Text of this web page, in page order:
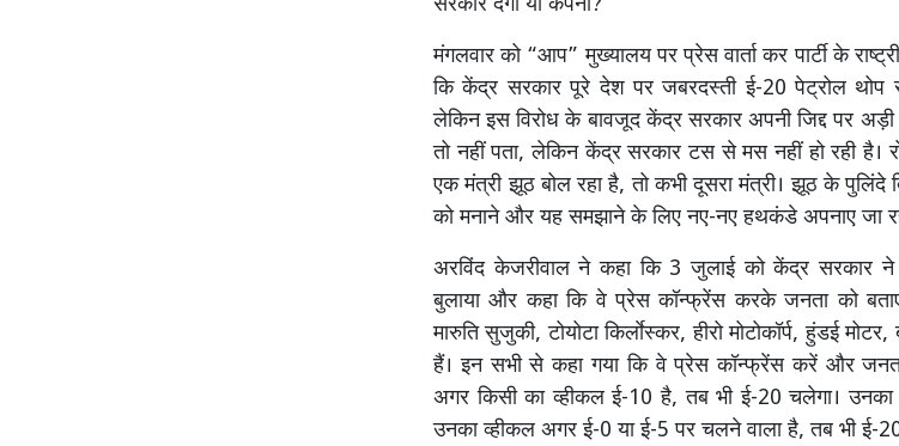
मंगलवार को “आप” मुख्यालय पर प्रेस वार्ता कर पार्टी के
कि केंद्र सरकार पूरे देश पर जबरदस्ती ई-20 पेट्रोल थोप
लेकिन इस विरोध के बावजूद केंद्र सरकार अपनी जिद्द पर
तो नहीं पता, लेकिन केंद्र सरकार टस से मस नहीं हो रही है।
एक मंत्री झूठ बोल रहा है, तो कभी दूसरा मंत्री। झूठ के पुलिंदे
को मनाने और यह समझाने के लिए नए-नए हथकंडे अपनाए जा
अरविंद केजरीवाल ने कहा कि 3 जुलाई को केंद्र सरकार
बुलाया और कहा कि वे प्रेस कॉन्फ्रेंस करके जनता को
मारुति सुजुकी, टोयोटा किर्लाेस्कर, हीरो मोटोकॉर्प, हुंडई
हैं। इन सभी से कहा गया कि वे प्रेस कॉन्फ्रेंस करें और
अगर किसी का व्हीकल ई-10 है, तब भी ई-20 चलेगा। उनका
उनका व्हीकल अगर ई-0 या ई-5 पर चलने वाला है, तब भी ई-